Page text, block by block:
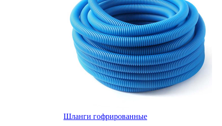
Шланги гофрированные